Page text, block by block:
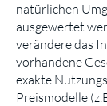
natürlichen
ausgewertet
verändere das
vorhandene
exakte
Preismodelle